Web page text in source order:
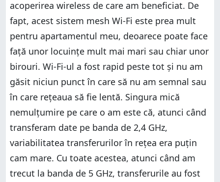
acoperirea wireless de care am beneficiat. De
fapt, acest sistem mesh Wi-Fi este prea mult
pentru apartamentul meu, deoarece poate face
față unor locuințe mult mai mari sau chiar unor
birouri. Wi-Fi-ul a fost rapid peste tot și nu am
găsit niciun punct în care să nu am semnal sau
în care rețeaua să fie lentă. Singura mică
nemulțumire pe care o am este că, atunci când
transferam date pe banda de 2,4 GHz,
variabilitatea transferurilor în rețea era puțin
cam mare. Cu toate acestea, atunci când am
trecut la banda de 5 GHz, transferurile au fost